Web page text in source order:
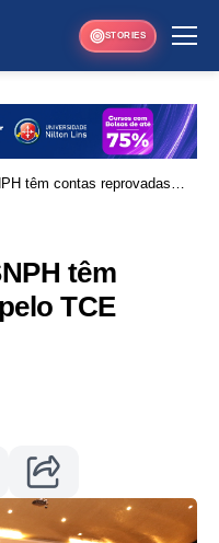
STORIES
têm contas reprovadas
têm
TCE